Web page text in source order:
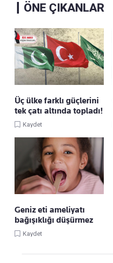
ÖNE ÇIKANLAR
Üç ülke farklı güçlerini
tek çatı altında topladı!
Kaydet
Geniz eti ameliyatı
bağışıklığı düşürmez
Kaydet